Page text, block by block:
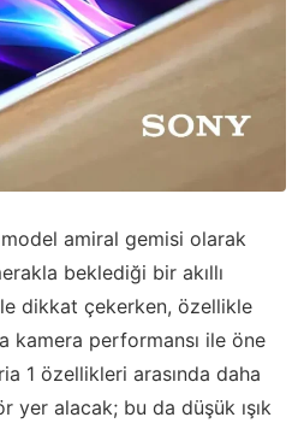
amiral gemisi olarak
beklediği bir akıllı
dikkat çekerken, özellikle
kamera performansı ile öne
1 özellikleri arasında daha
yer alacak; bu da düşük ışık